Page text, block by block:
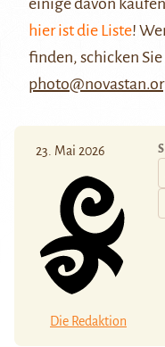
einige davon
hier ist die Liste!
finden, schicken
23. Mai 2026
Die Redaktion